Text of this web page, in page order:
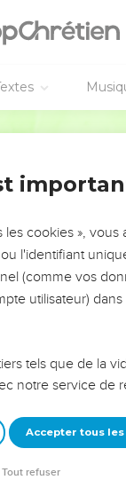
!
vision. Mais on voit
que ce sont
les erreurs
que leurs erreurs
ou une famille,
cookies »,
l'identifiant
(comme vos
utilisateur) dans
tels que de la
notre service de
Accepter tous
Tout refuser